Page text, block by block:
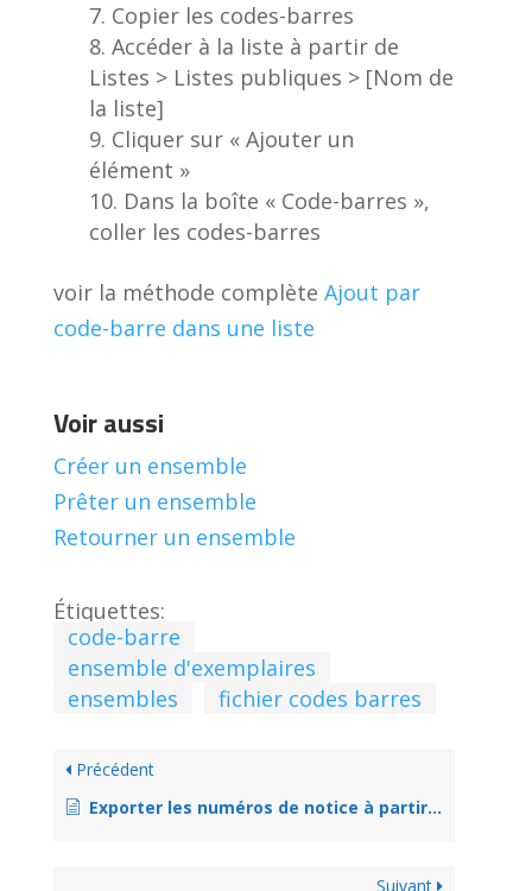
Copier les codes-barres
Accéder à la liste à partir de
Listes > Listes publiques > [Nom de
la liste]
Cliquer sur « Ajouter un
élément »
Dans la boîte « Code-barres »,
coller les codes-barres
voir la méthode complète Ajout par
code-barre dans une liste
Voir aussi
Créer un ensemble
Prêter un ensemble
Retourner un ensemble
Étiquettes:
code-barre
ensemble d'exemplaires
ensembles
fichier codes barres
Précédent
Exporter les numéros de notice à partir d’une liste
Suivant